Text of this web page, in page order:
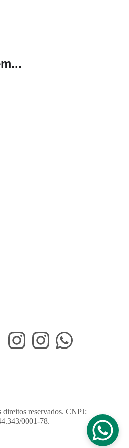
reservados. CNPJ:
0001-78.